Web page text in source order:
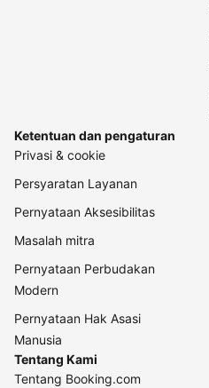
Ketentuan dan pengaturan
Privasi & cookie
Persyaratan Layanan
Pernyataan Aksesibilitas
Masalah mitra
Pernyataan Perbudakan
Modern
Pernyataan Hak Asasi
Manusia
Tentang Kami
Tentang Booking.com